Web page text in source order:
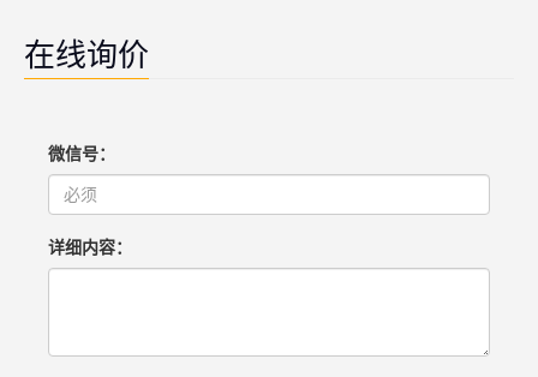
在线询价
微信号：
详细内容：